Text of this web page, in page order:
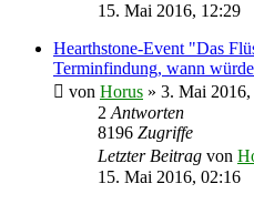
15. Mai 2016, 12:29
Hearthstone-Event "Das
Terminfindung, wann würde
von Horus » 3. Mai 2016,
2 Antworten
8196 Zugriffe
Letzter Beitrag von
15. Mai 2016, 02:16